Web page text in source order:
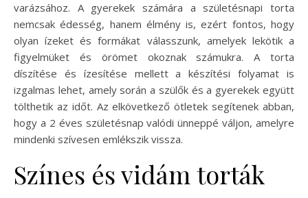
varázsához. A gyerekek számára a születésnapi torta
nemcsak édesség, hanem élmény is, ezért fontos, hogy
olyan ízeket és formákat válasszunk, amelyek lekötik a
figyelmüket és örömet okoznak számukra. A torta
díszítése és ízesítése mellett a készítési folyamat is
izgalmas lehet, amely során a szülők és a gyerekek együtt
tölthetik az időt. Az elkövetkező ötletek segítenek abban,
hogy a 2 éves születésnap valódi ünneppé váljon, amelyre
mindenki szívesen emlékszik vissza.
Színes és vidám torták